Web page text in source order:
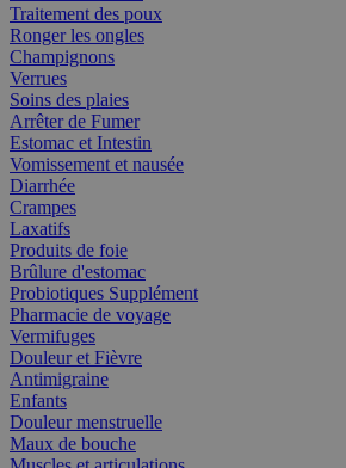
Traitement des poux
Ronger les ongles
Champignons
Verrues
Soins des plaies
Arrêter de Fumer
Estomac et Intestin
Vomissement et nausée
Diarrhée
Crampes
Laxatifs
Produits de foie
Brûlure d'estomac
Probiotiques Supplément
Pharmacie de voyage
Vermifuges
Douleur et Fièvre
Antimigraine
Enfants
Douleur menstruelle
Maux de bouche